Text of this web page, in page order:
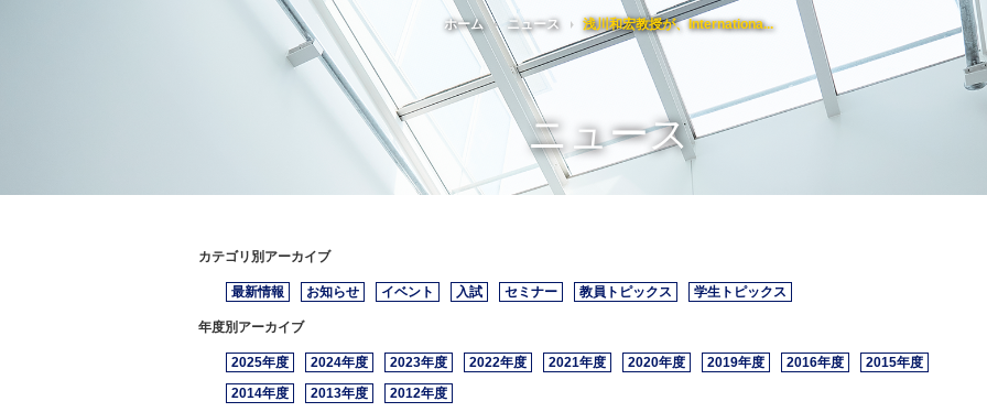
ホーム ニュース 浅川和宏教授が、Internationa...
ニュース
カテゴリ別アーカイブ
最新情報 お知らせ イベント 入試 セミナー 教員トピックス 学生トピックス
年度別アーカイブ
2025年度 2024年度 2023年度 2022年度 2021年度 2020年度 2019年度 2016年度
2015年度
2014年度
2013年度 2012年度